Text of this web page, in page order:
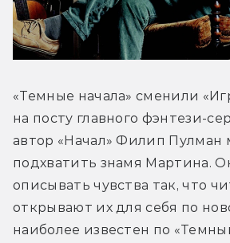
«Темные начала» сменили
на посту главного фэнтези-
автор «Начал» Филип Пулман
подхватить знамя Мартина.
описывать чувства так, что
открывают их для себя по
наиболее известен по